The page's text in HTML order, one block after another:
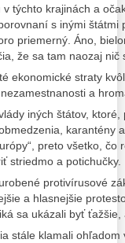
týchto krajinách a
s inými štátmi
priemerný. Áno,
že sa tam naozaj nič
ekonomické straty
a
iných štátov,
karantény
preto všetko, čo
striedmo a potichučky.
protivírusové
a hlasnejšie
sa ukázali byť
stále klamali ohľadom